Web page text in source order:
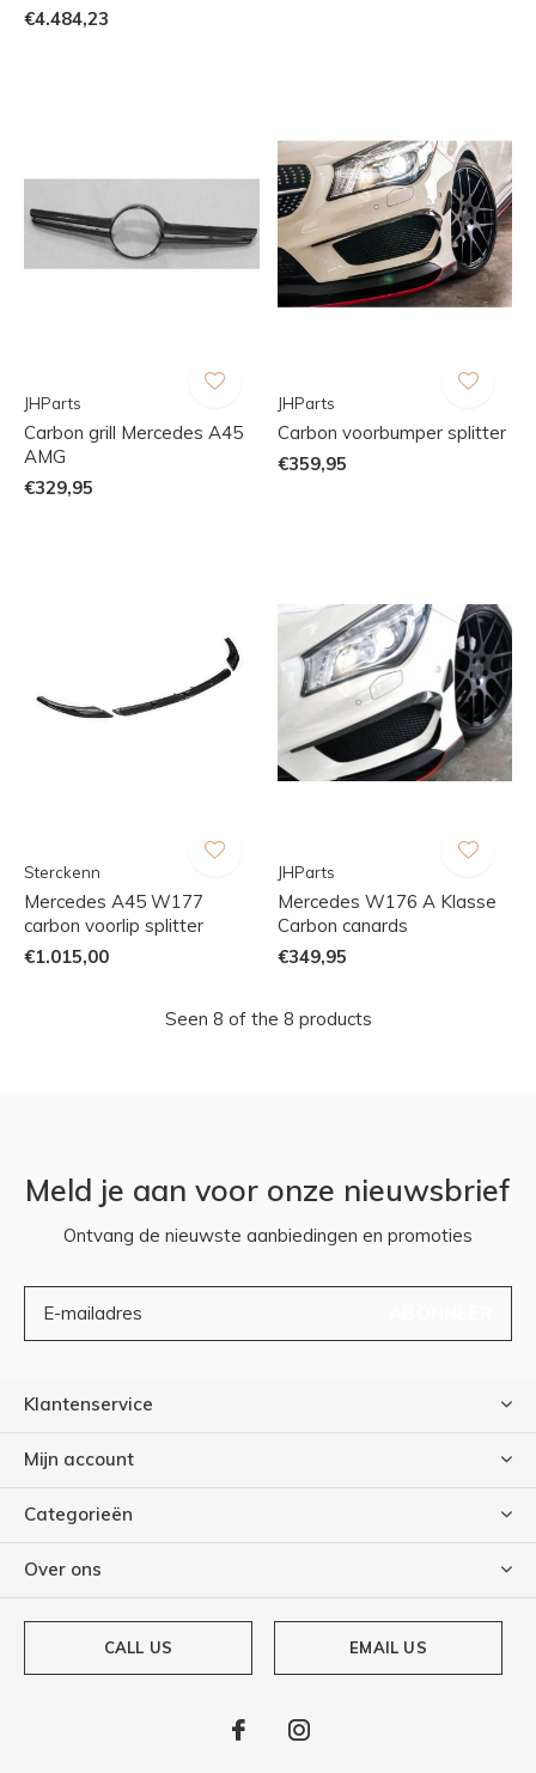
€4.484,23
JHParts
Carbon grill Mercedes A45
AMG
€329,95
JHParts
Carbon voorbumper splitter
€359,95
Sterckenn
Mercedes A45 W177
carbon voorlip splitter
€1.015,00
JHParts
Mercedes W176 A Klasse
Carbon canards
€349,95
Seen 8 of the 8 products
Meld je aan voor onze nieuwsbrief
Ontvang de nieuwste aanbiedingen en promoties
Klantenservice
Mijn account
Categorieën
Over ons
CALL US EMAIL US